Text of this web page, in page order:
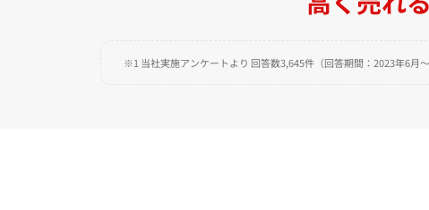
※1 当社実施アンケートより 回答数3,645件（回答期間：2023年6月～